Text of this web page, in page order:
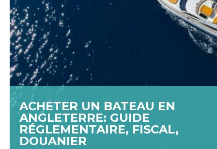
ACHETER UN BATEAU EN
ANGLETERRE: GUIDE
RÉGLEMENTAIRE, FISCAL,
DOUANIER